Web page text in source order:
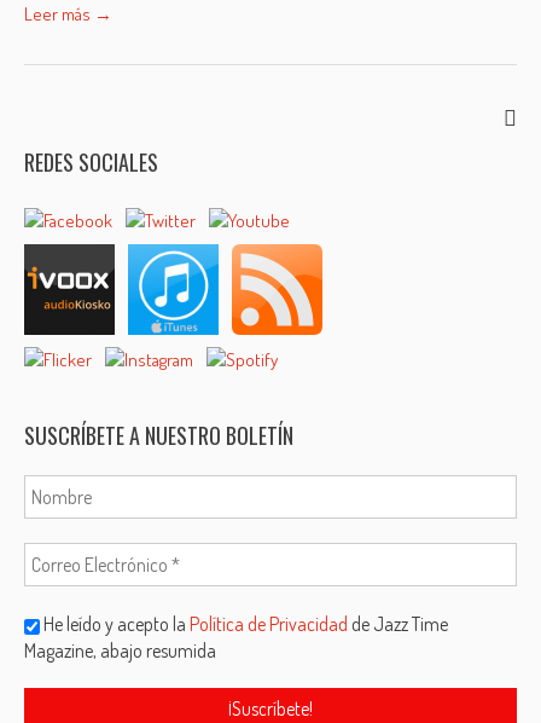
Leer más →
REDES SOCIALES
SUSCRÍBETE A NUESTRO BOLETÍN
He leído y acepto laPolítica de Privacidad de Jazz Time
Magazine, abajo resumida